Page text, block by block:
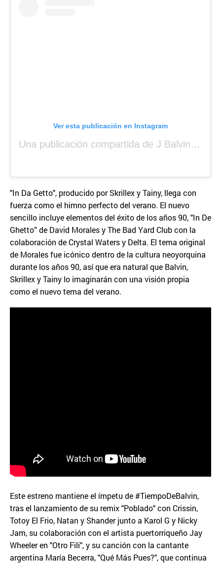
Ver esta publicación en Instagram
Una publicación compartida de J Balvin (@jbalvin)
"In Da Getto", producido por Skrillex y Tainy, llega con
fuerza como el himno perfecto del verano. El nuevo
sencillo incluye elementos del éxito de los años 90, "In De
Ghetto” de David Morales y The Bad Yard Club con la
colaboración de Crystal Waters y Delta. El tema original
de Morales fue icónico dentro de la cultura neoyorquina
durante los años 90, así que era natural que Balvin,
Skrillex y Tainy lo imaginarán con una visión propia
como el nuevo tema del verano.
Este estreno mantiene el ímpetu de #TiempoDeBalvin,
tras el lanzamiento de su remix "Poblado" con Crissin,
Totoy El Frio, Natan y Shander junto a Karol G y Nicky
Jam, su colaboración con el artista puertorriqueño Jay
Wheeler en "Otro Fili", y su canción con la cantante
argentina María Becerra, "Qué Más Pues?", que continua